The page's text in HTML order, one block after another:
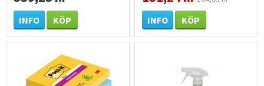
INFO KÖP INFO KÖP